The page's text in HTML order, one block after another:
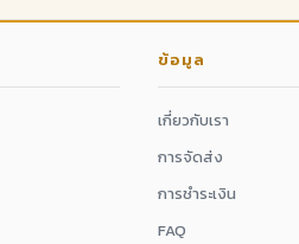
ข้อมูล
เกี่ยวกับเรา
การจัดส่ง
การชำระเงิน
FAQ